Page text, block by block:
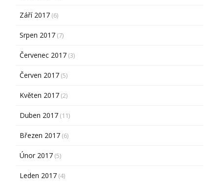
Září 2017 (6)
Srpen 2017 (7)
Červenec 2017 (3)
Červen 2017 (5)
Květen 2017 (2)
Duben 2017 (11)
Březen 2017 (6)
Únor 2017 (5)
Leden 2017 (4)